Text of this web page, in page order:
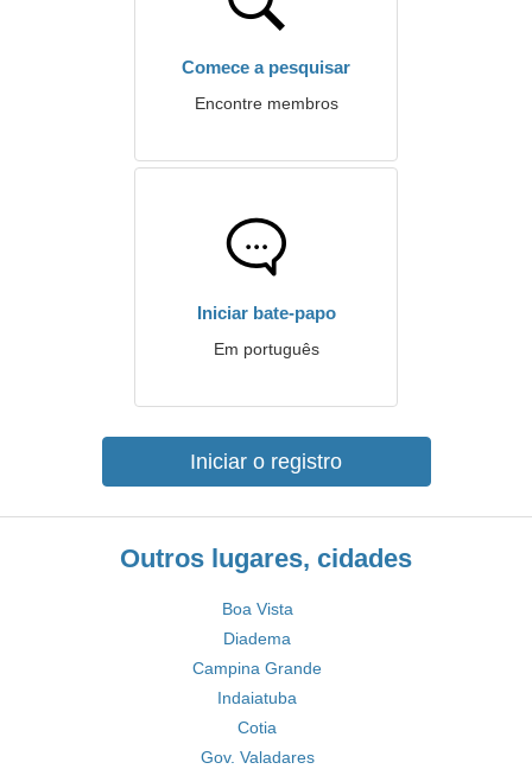
Comece a pesquisar
Encontre membros
Iniciar bate-papo
Em português
Iniciar o registro
Outros lugares, cidades
Boa Vista
Diadema
Campina Grande
Indaiatuba
Cotia
Gov. Valadares